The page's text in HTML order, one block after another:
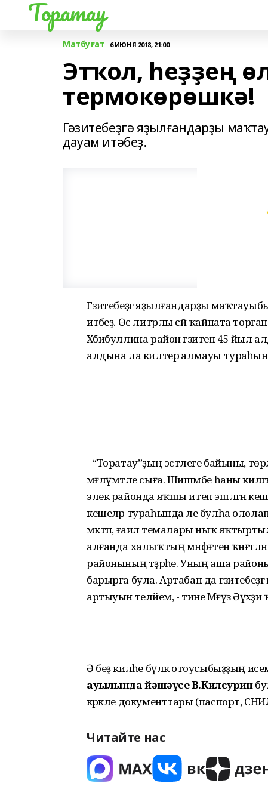
Торатау
Матбуғат 6 ИЮНЯ 2018, 21:00
Этҡол, һеҙҙең
термокөрөшкә!
Гәзитебеҙгә яҙылғандарҙы
дауам итәбеҙ.
Гәзитебеҙгә яҙылғандарҙы
итәбеҙ. Өс литрлы сәй ҡайната
Хәбибуллина район гәзитен 45 йыл
алдына ла килтерә алмауы
- “Торатау”ҙың эстәлеге байыны,
мәғлүмәтле сыға. Шишәмбе һаны
элек районда яҡшы итеп эшләгән
кешеләр тураһында әле булһа
мәктәп, ғаилә темалары ныҡ
алғанда халыҡтың мәнфәғәтен
районының тәҙрәһе. Уның аша
барырға була. Артабан да
артыуын теләйем, - тине Мәғүзә
Ә беҙ киләһе бүләк отоусыбыҙҙың
ауылында йәшәүсе В.Килсурин
кәрәкле документтары (паспорт,
Читайте нас